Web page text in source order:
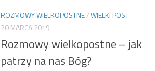
ROZMOWY WIELKOPOSTNE/WIELKI POST
20 MARCA 2019
Rozmowy wielkopostne – jak
patrzy na nas Bóg?